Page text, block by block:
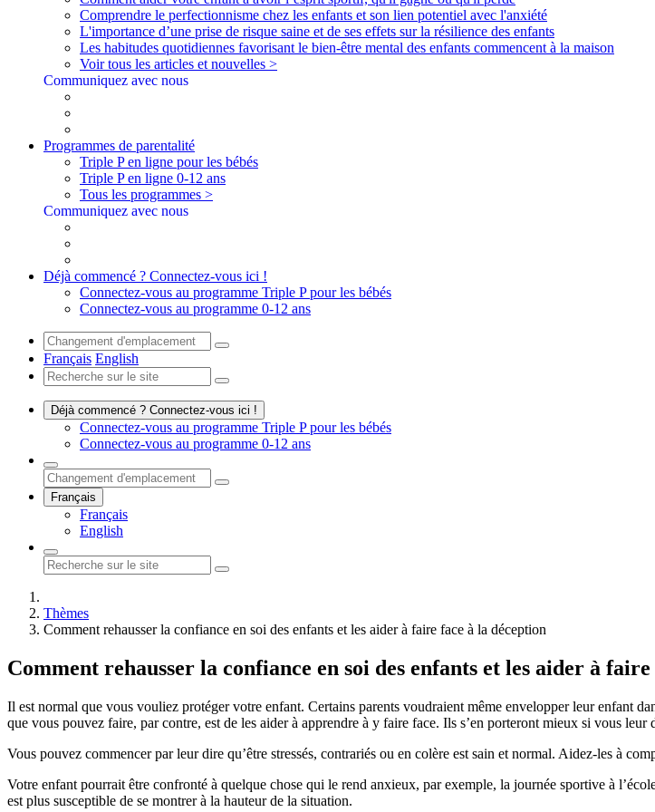
Comprendre le perfectionnisme chez les enfants et son lien potentiel avec l'anxiété
L'importance d’une prise de risque saine et de ses effets sur la résilience des enfants
Les habitudes quotidiennes favorisant le bien-être mental des enfants commencent à la maison
Voir tous les articles et nouvelles >
Communiquez avec nous
Programmes de parentalité
Triple P en ligne pour les bébés
Triple P en ligne 0-12 ans
Tous les programmes >
Communiquez avec nous
Déjà commencé ? Connectez-vous ici !
Connectez-vous au programme Triple P pour les bébés
Connectez-vous au programme 0-12 ans
Français English
Déjà commencé ? Connectez-vous ici !
Connectez-vous au programme Triple P pour les bébés
Connectez-vous au programme 0-12 ans
Français
Français
English
Thèmes
Comment rehausser la confiance en soi des enfants et les aider à faire face à la déception
Comment rehausser la confiance en soi des enfants et les aider à
Il est normal que vous vouliez protéger votre enfant. Certains parents voudraient même envelopper leur enfant
que vous pouvez faire, par contre, est de les aider à apprendre à y faire face. Ils s’en porteront mieux si vous
Vous pouvez commencer par leur dire qu’être stressés, contrariés ou en colère est sain et normal. Aidez-les à
Votre enfant pourrait être confronté à quelque chose qui le rend anxieux, par exemple, la journée sportive à
est plus susceptible de se montrer à la hauteur de la situation.